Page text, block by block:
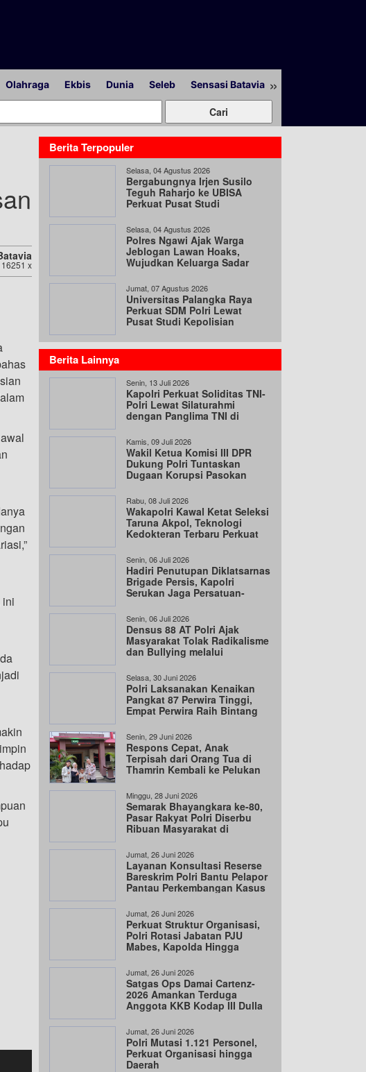
Olahraga Ekbis Dunia Seleb Sensasi Batavia »
x
ini
Berita Terpopuler
Selasa, 04 Agustus 2026
Bergabungnya Irjen Susilo
Teguh Raharjo ke UBISA
Perkuat Pusat Studi
Selasa, 04 Agustus 2026
Polres Ngawi Ajak Warga
Jeblogan Lawan Hoaks,
Wujudkan Keluarga Sadar
Jumat, 07 Agustus 2026
Universitas Palangka Raya
Perkuat SDM Polri Lewat
Pusat Studi Kepolisian
Berita Lainnya
Senin, 13 Juli 2026
Kapolri Perkuat Soliditas TNI-
Polri Lewat Silaturahmi
dengan Panglima TNI di
Kamis, 09 Juli 2026
Wakil Ketua Komisi III DPR
Dukung Polri Tuntaskan
Dugaan Korupsi Pasokan
Rabu, 08 Juli 2026
Wakapolri Kawal Ketat Seleksi
Taruna Akpol, Teknologi
Kedokteran Terbaru Perkuat
Senin, 06 Juli 2026
Hadiri Penutupan Diklatsarnas
Brigade Persis, Kapolri
Serukan Jaga Persatuan-
Senin, 06 Juli 2026
Densus 88 AT Polri Ajak
Masyarakat Tolak Radikalisme
dan Bullying melalui
Selasa, 30 Juni 2026
Polri Laksanakan Kenaikan
Pangkat 87 Perwira Tinggi,
Empat Perwira Raih Bintang
Senin, 29 Juni 2026
Respons Cepat, Anak
Terpisah dari Orang Tua di
Thamrin Kembali ke Pelukan
Minggu, 28 Juni 2026
Semarak Bhayangkara ke-80,
Pasar Rakyat Polri Diserbu
Ribuan Masyarakat di
Jumat, 26 Juni 2026
Layanan Konsultasi Reserse
Bareskrim Polri Bantu Pelapor
Pantau Perkembangan Kasus
Jumat, 26 Juni 2026
Perkuat Struktur Organisasi,
Polri Rotasi Jabatan PJU
Mabes, Kapolda Hingga
Jumat, 26 Juni 2026
Satgas Ops Damai Cartenz-
2026 Amankan Terduga
Anggota KKB Kodap III Dulla
Jumat, 26 Juni 2026
Polri Mutasi 1.121 Personel,
Perkuat Organisasi hingga
Daerah